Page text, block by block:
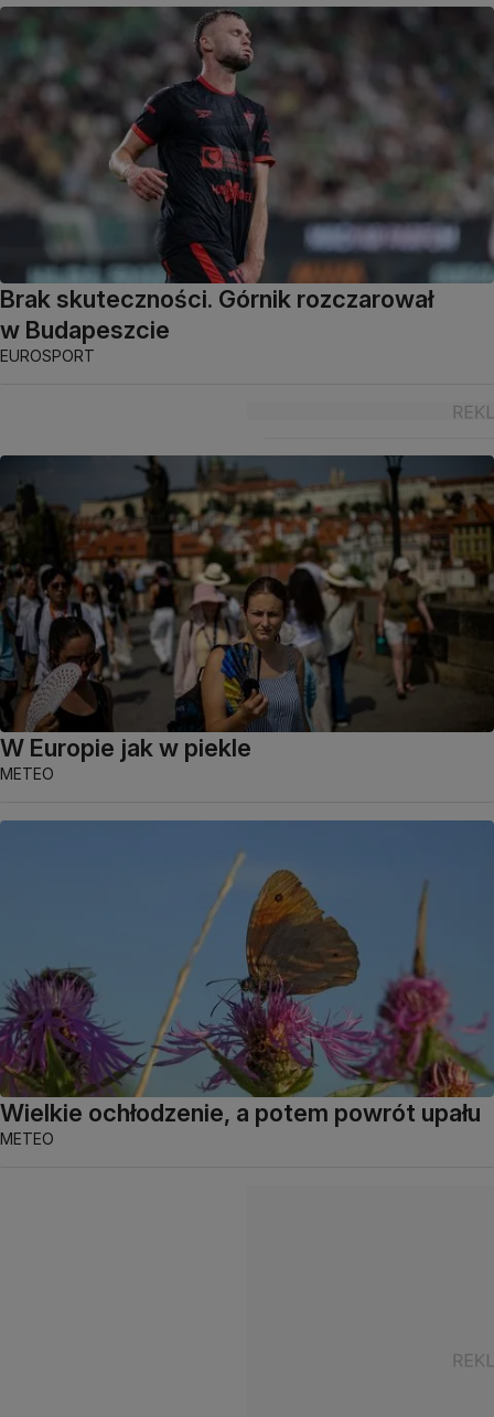
Brak skuteczności. Górnik rozczarował
w Budapeszcie
EUROSPORT
W Europie jak w piekle
METEO
Wielkie ochłodzenie, a potem powrót upału
METEO